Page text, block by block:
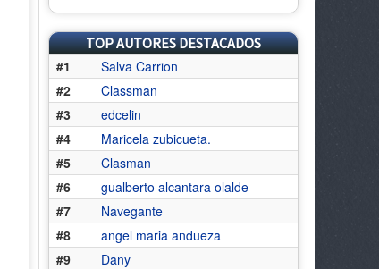
TOP AUTORES DESTACADOS
#1
Salva Carrion
#2
Classman
#3
edcelin
#4
Maricela zubicueta.
#5
Clasman
#6
gualberto alcantara olalde
#7
Navegante
#8
angel maria andueza
#9
Dany